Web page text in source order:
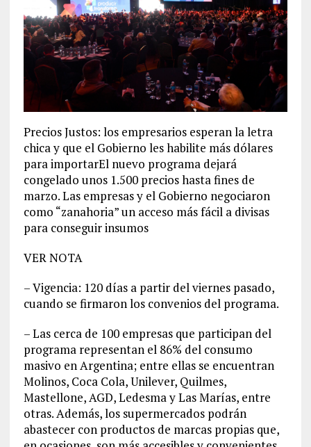
Precios Justos: los empresarios esperan la letra
chica y que el Gobierno les habilite más dólares
para importarEl nuevo programa dejará
congelado unos 1.500 precios hasta fines de
marzo. Las empresas y el Gobierno negociaron
como “zanahoria” un acceso más fácil a divisas
para conseguir insumos
VER NOTA
– Vigencia: 120 días a partir del viernes pasado,
cuando se firmaron los convenios del programa.
– Las cerca de 100 empresas que participan del
programa representan el 86% del consumo
masivo en Argentina; entre ellas se encuentran
Molinos, Coca Cola, Unilever, Quilmes,
Mastellone, AGD, Ledesma y Las Marías, entre
otras. Además, los supermercados podrán
abastecer con productos de marcas propias que,